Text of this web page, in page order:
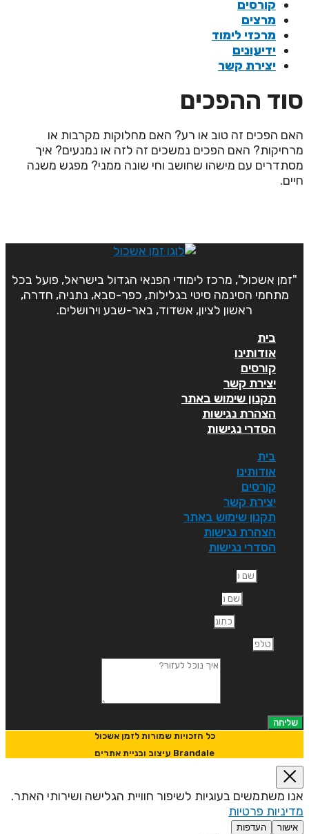
קורסים
מרצים
מרכזי לימוד
ידיעונים
יצירת קשר
ההפכים
הפכים זה טוב או רע? האם מחלוקות מקרבות או
האם הפכים נמשכים זה לזה או נמנעים? איך
עם מישהו שחושב וחי שונה ממני? מפגש משנה
"זמן אשכול", מרכז לימודי הפנאי הגדול בישראל, פועל בכל
מתחמי הסינמה סיטי בגלילות, כפר-סבא, נתניה, חדרה,
ראשון לציון, אשדוד, באר-שבע וירושלים.
בית
אודותינו
קורסים
יצירת קשר
תקנון שימוש באתר
הצהרת נגישות
הסדרי נגישות
בית
אודותינו
קורסים
יצירת קשר
תקנון שימוש באתר
הצהרת נגישות
הסדרי נגישות
שליחה
כל הזכויות שמורות לזמן אשכול
Brandale עיצוב ובניית אתרים
משתמשים בעוגיות לשיפור חוויית הגלישה ושירותי האתר.
פרטיות
אישור העדפות